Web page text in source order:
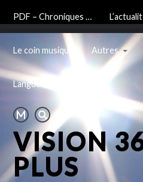
PDF – Chroniques …
Le coin musique Autres
Langue
VISION
PLUS